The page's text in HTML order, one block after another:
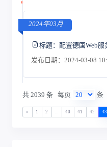
2024年03月
标题： 配置德国Web
发布日期：2024-03-08
共 2039 条 每页 条
« 1 2 40 41 42 43